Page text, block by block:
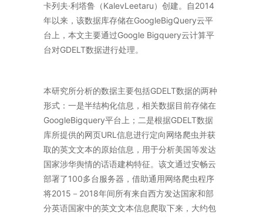
卡列夫·利塔鲁（KalevLeetaru）创建。自2014
年以来，该数据库存储在GoogleBigQuery云平
台上，本文主要通过Google Bigquery云计算平
台对GDELT数据进行处理。
本研究所分析的数据主要包括GDELT数据的两种
形式：一是半结构化信息，相关数据目前存储在
GoogleBigquery平台上；二是根据GDELT数据
库所提供的网页URL信息进行定向网络爬虫并获
取的英文文本的原始信息，用于分析美国等发达
国家涉华舆情的话语建构特征。该文通过安畅云
部署了100多台服务器，借助通用网络爬虫程序
将2015－2018年间所有来自西方发达国家和部
分英语国家中的英文文本信息爬取下来，大约包